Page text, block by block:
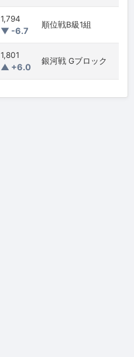
1,794
▼ -6.7
順位戦B級1組
1,801
▲ +6.0
銀河戦 Gブロック